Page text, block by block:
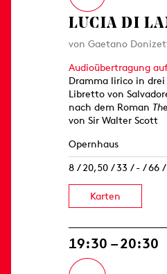
LUCIA DI
von Gaetano
Audioübertragung
Dramma lirico in
Libretto von
nach dem Roman
von Sir Walter Scott
Opernhaus
8 / 20,50 / 33 / - / 66
Karten
19:30 – 20:30